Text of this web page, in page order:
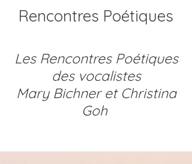
Rencontres Poétiques
Les Rencontres Poétiques
des vocalistes
Mary Bichner et Christina
Goh